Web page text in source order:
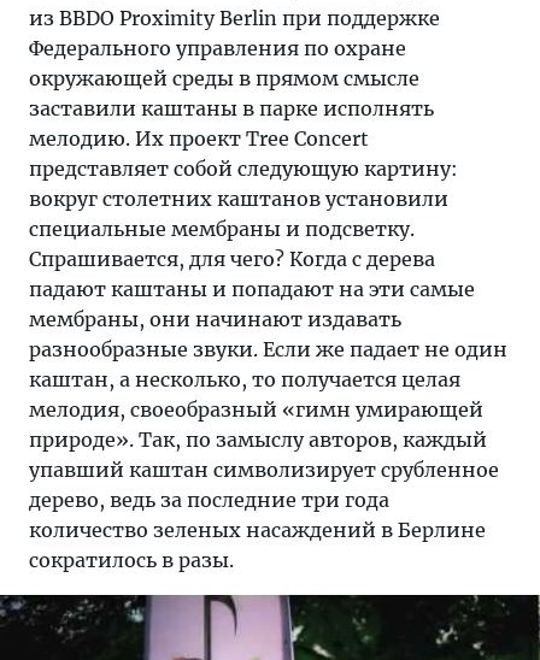
из BBDO Proximity Berlin при поддержке
Федерального управления по охране
окружающей среды в прямом смысле
заставили каштаны в парке исполнять
мелодию. Их проект Tree Concert
представляет собой следующую картину:
вокруг столетних каштанов установили
специальные мембраны и подсветку.
Спрашивается, для чего? Когда с дерева
падают каштаны и попадают на эти самые
мембраны, они начинают издавать
разнообразные звуки. Если же падает не один
каштан, а несколько, то получается целая
мелодия, своеобразный «гимн умирающей
природе». Так, по замыслу авторов, каждый
упавший каштан символизирует срубленное
дерево, ведь за последние три года
количество зеленых насаждений в Берлине
сократилось в разы.